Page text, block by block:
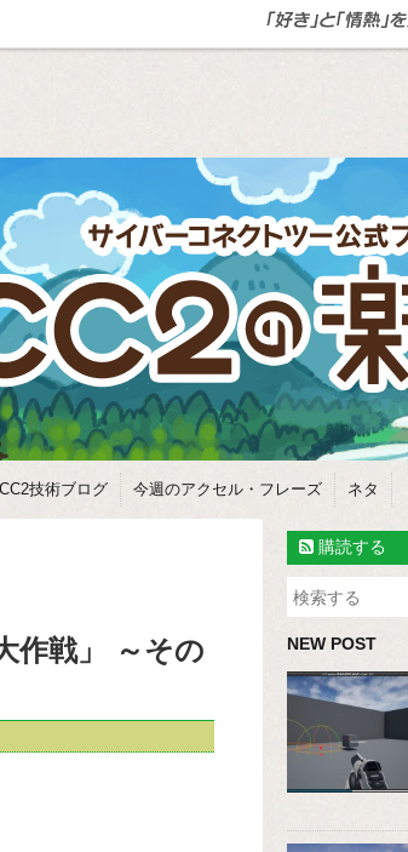
CC2技術ブログ 今週のアクセル・フレーズ ネタ
作戦」 ～その
購読する
NEW POST